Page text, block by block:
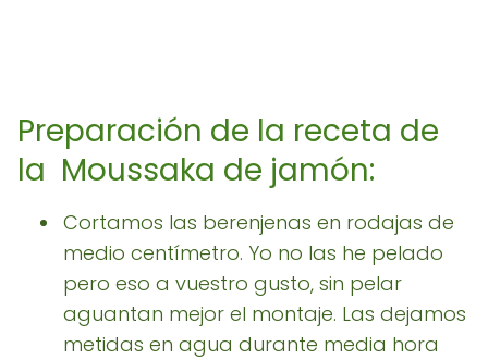
Preparación de la receta de
la Moussaka de jamón:
Cortamos las berenjenas en rodajas de
medio centímetro. Yo no las he pelado
pero eso a vuestro gusto, sin pelar
aguantan mejor el montaje. Las dejamos
metidas en agua durante media hora